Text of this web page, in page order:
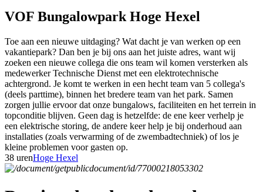
VOF Bungalowpark Hoge Hexel
Toe aan een nieuwe uitdaging? Wat dacht je van werken op een
vakantiepark? Dan ben je bij ons aan het juiste adres, want wij
zoeken een nieuwe collega die ons team wil komen versterken als
medewerker Technische Dienst met een elektrotechnische
achtergrond. Je komt te werken in een hecht team van 5 collega's
(deels parttime), binnen het bredere team van het park. Samen
zorgen jullie ervoor dat onze bungalows, faciliteiten en het terrein in
topconditie blijven. Geen dag is hetzelfde: de ene keer verhelp je
een elektrische storing, de andere keer help je bij onderhoud aan
installaties (zoals verwarming of de zwembadtechniek) of los je
kleine problemen voor gasten op.
38 urenHoge Hexel